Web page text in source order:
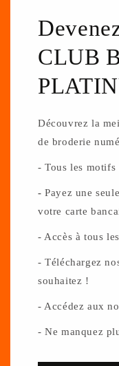
CLUB
Découvrez la
de broderie
- Tous les
-Payez une
votre carte
- Accès à tous
- Téléchargez
souhaitez !
- Accédez aux
- Ne manquez